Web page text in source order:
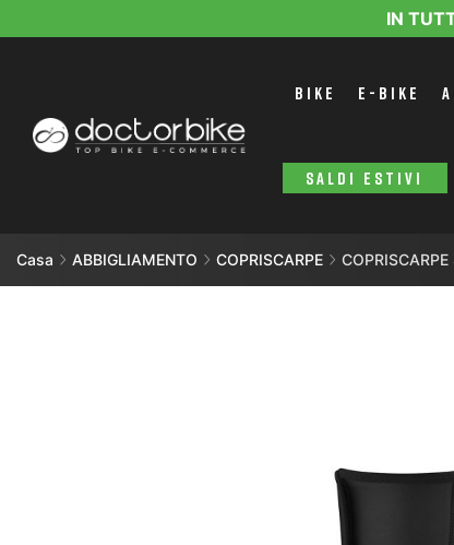
IN
BIKE E-BIKE
SALDI ESTIVI
Casa ABBIGLIAMENTO COPRISCARPE